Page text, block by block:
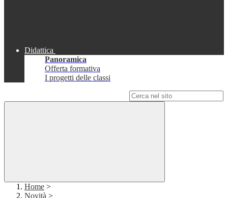
Didattica
Panoramica
Offerta formativa
I progetti delle classi
Home >
Novità >